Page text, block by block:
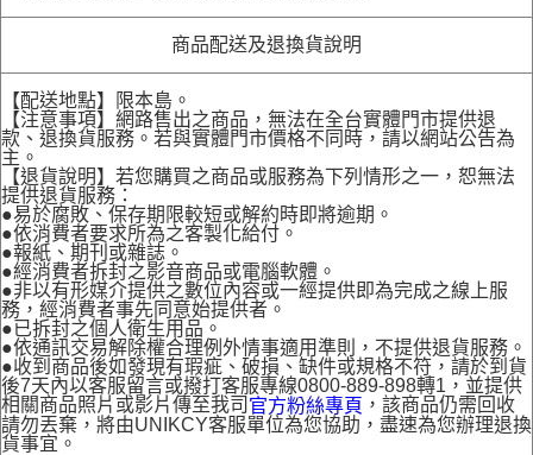
商品配送及退換貨說明
【配送地點】限本島。
【注意事項】網路售出之商品，無法在全台實體門市提供退
款、退換貨服務。若與實體門市價格不同時，請以網站公告為
主。
【退貨說明】若您購買之商品或服務為下列情形之一，恕無法
提供退貨服務：
●易於腐敗、保存期限較短或解約時即將逾期。
●依消費者要求所為之客製化給付。
●報紙、期刊或雜誌。
●經消費者拆封之影音商品或電腦軟體。
●非以有形媒介提供之數位內容或一經提供即為完成之線上服
務，經消費者事先同意始提供者。
●已拆封之個人衛生用品。
●依通訊交易解除權合理例外情事適用準則，不提供退貨服務。
●收到商品後如發現有瑕疵、破損、缺件或規格不符，請於到貨
後7天內以客服留言或撥打客服專線0800-889-898轉1，並提供
相關商品照片或影片傳至我司 官方粉絲專頁 ，該商品仍需回收
請勿丟棄，將由UNIKCY客服單位為您協助，盡速為您辦理退換
貨事宜。